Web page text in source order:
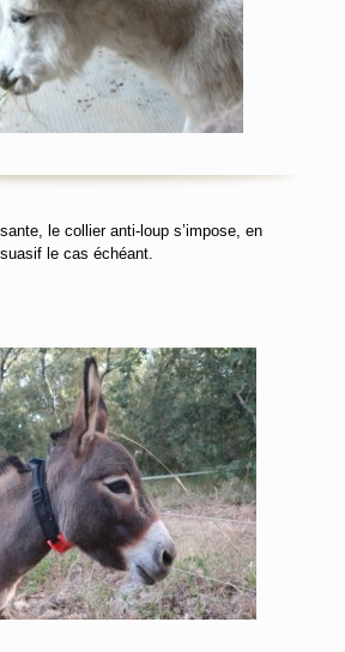
le collier anti-loup s’impose, en
le cas échéant.